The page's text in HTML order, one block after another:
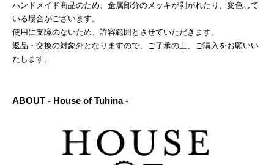
ハンドメイド商品のため、金属部分のメッキが剥がれたり、変色して
いる場合がございます。
使用に支障のないため、許容範囲とさせていただきます。
返品・交換の対象外となりますので、ご了承の上、ご購入をお願いい
たします。
ABOUT - House of Tuhina -